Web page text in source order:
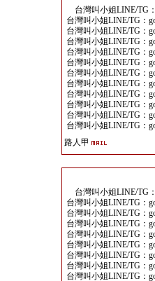
台灣叫小姐LINE/TG
台灣叫小姐LINE/TG：
台灣叫小姐LINE/TG：
台灣叫小姐LINE/TG：
台灣叫小姐LINE/TG：
台灣叫小姐LINE/TG：
台灣叫小姐LINE/TG：
台灣叫小姐LINE/TG：
台灣叫小姐LINE/TG：
台灣叫小姐LINE/TG：
台灣叫小姐LINE/TG：
台灣叫小姐LINE/TG：
路人甲
台灣叫小姐LINE/TG
台灣叫小姐LINE/TG：
台灣叫小姐LINE/TG：
台灣叫小姐LINE/TG：
台灣叫小姐LINE/TG：
台灣叫小姐LINE/TG：
台灣叫小姐LINE/TG：
台灣叫小姐LINE/TG：
台灣叫小姐LINE/TG：